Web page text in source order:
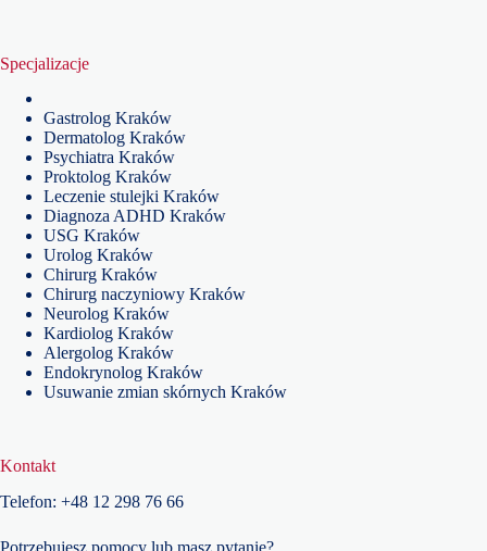
Specjalizacje
Gastrolog Kraków
Dermatolog Kraków
Psychiatra Kraków
Proktolog Kraków
Leczenie stulejki Kraków
Diagnoza ADHD Kraków
USG Kraków
Urolog Kraków
Chirurg Kraków
Chirurg naczyniowy Kraków
Neurolog Kraków
Kardiolog Kraków
Alergolog Kraków
Endokrynolog Kraków
Usuwanie zmian skórnych Kraków
Kontakt
Telefon: +48 12 298 76 66